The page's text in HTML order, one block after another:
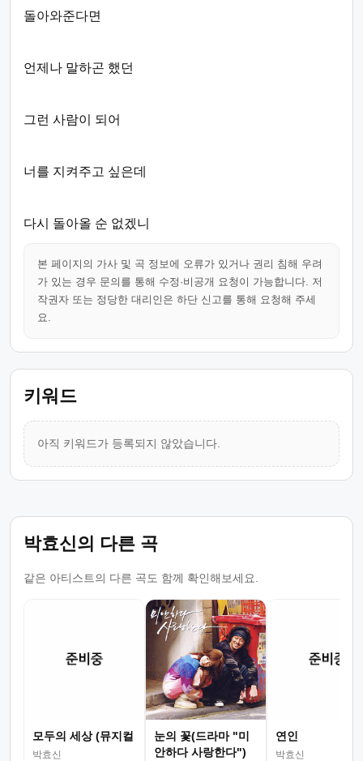
돌아와준다면
언제나 말하곤 했던
그런 사람이 되어
너를 지켜주고 싶은데
다시 돌아올 순 없겠니
본 페이지의 가사 및 곡 정보에 오류가 있거나 권리 침해 우려
가 있는 경우 문의를 통해 수정·비공개 요청이 가능합니다. 저
작권자 또는 정당한 대리인은 하단 신고를 통해 요청해 주세
요.
키워드
아직 키워드가 등록되지 않았습니다.
박효신의 다른 곡
같은 아티스트의 다른 곡도 함께 확인해보세요.
모두의 세상 (뮤지컬
박효신
눈의 꽃(드라마 "미
안하다 사랑한다")
연인
박효신